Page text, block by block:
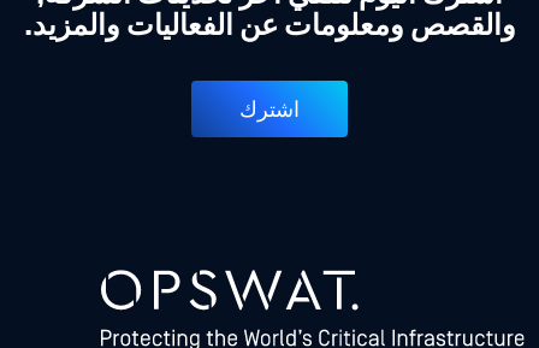
والقصص ومعلومات عن الفعاليات والمزيد.
اشترك